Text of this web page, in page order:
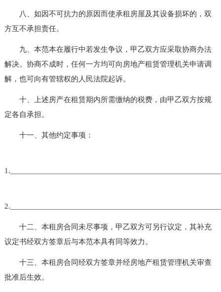
八、如因不可抗力的原因而使承租房屋及其设备损坏的，双
方互不承担责任。
九、本范本在履行中若发生争议，甲乙双方应采取协商办法
解决。协商不成时，任何一方均可向房地产租赁管理机关申请调
解，也可向有管辖权的人民法院起诉。
十、上述房产在租赁期内所需缴纳的税费，由甲乙双方按规
定各自承担。
十一、其他约定事项：
十二、本租房合同未尽事项，甲乙双方可另行议定，其补充
议定书经双方签章后与本范本具有同等效力。
十三、本租房合同经双方签章并经房地产租赁管理机关审查
批准后生效。